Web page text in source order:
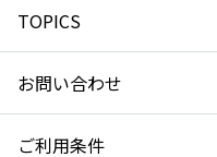
TOPICS
お問い合わせ
ご利用条件